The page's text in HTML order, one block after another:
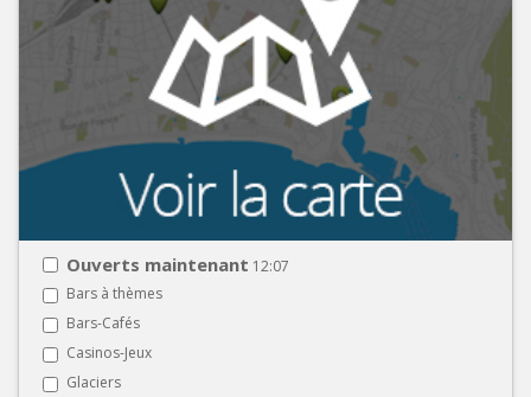
Ouverts maintenant 12:07
Bars à thèmes
Bars-Cafés
Casinos-Jeux
Glaciers